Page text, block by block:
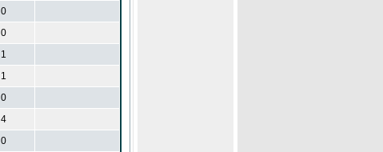
0
0
1
1
0
4
0